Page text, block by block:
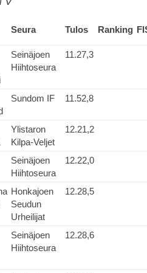
Seura Tulos Ranking
Seinäjoen
Hiihtoseura
11.27,3
Sundom IF 11.52,8
Ylistaron
Kilpa-Veljet
12.21,2
Seinäjoen
Hiihtoseura
12.22,0
Honkajoen
Seudun
Urheilijat
12.28,5
Seinäjoen
Hiihtoseura
12.28,6